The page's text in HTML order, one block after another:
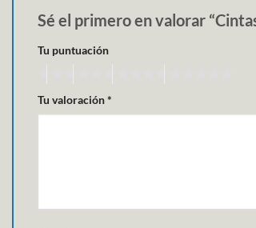
Sé el primero en valorar
Tu puntuación
Tu valoración*